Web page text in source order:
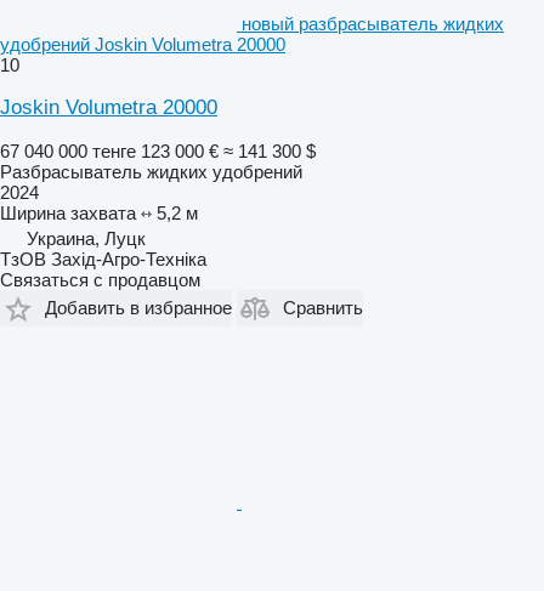
новый разбрасыватель жидких
удобрений Joskin Volumetra 20000
10
Joskin Volumetra 20000
67 040 000 тенге 123 000 € ≈ 141 300 $
Разбрасыватель жидких удобрений
2024
Ширина захвата
5,2 м
Украина, Луцк
ТзОВ Захід-Агро-Техніка
Связаться с продавцом
Добавить в избранное
Сравнить